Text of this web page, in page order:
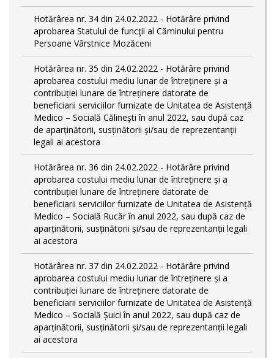
Hotărârea nr. 34 din 24.02.2022 - Hotărâre privind
aprobarea Statului de funcţii al Căminului pentru
Persoane Vârstnice Mozăceni
Hotărârea nr. 35 din 24.02.2022 - Hotărâre privind
aprobarea costului mediu lunar de întreținere și a
contribuției lunare de întreținere datorate de
beneficiarii serviciilor furnizate de Unitatea de Asistență
Medico – Socială Călineşti în anul 2022, sau după caz
de aparținătorii, susținătorii și/sau de reprezentanții
legali ai acestora
Hotărârea nr. 36 din 24.02.2022 - Hotărâre privind
aprobarea costului mediu lunar de întreținere și a
contribuției lunare de întreținere datorate de
beneficiarii serviciilor furnizate de Unitatea de Asistență
Medico – Socială Rucăr în anul 2022, sau după caz de
aparținătorii, susținătorii și/sau de reprezentanții legali
ai acestora
Hotărârea nr. 37 din 24.02.2022 - Hotărâre privind
aprobarea costului mediu lunar de întreținere și a
contribuției lunare de întreținere datorate de
beneficiarii serviciilor furnizate de Unitatea de Asistență
Medico – Socială Șuici în anul 2022, sau după caz de
aparținătorii, susținătorii și/sau de reprezentanții legali
ai acestora